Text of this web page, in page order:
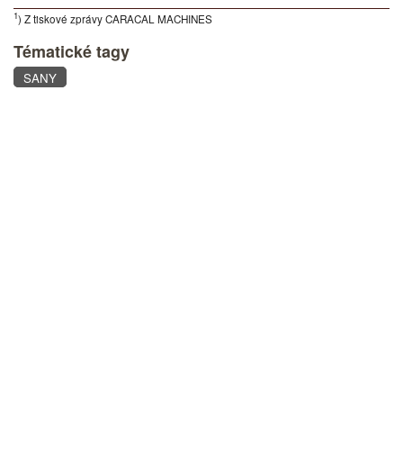
1) Z tiskové zprávy CARACAL MACHINES
Tématické tagy
SANY